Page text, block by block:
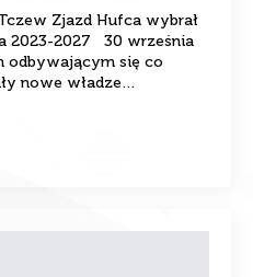
Zjazd Hufca wybrał
2023-2027 30 września
odbywającym się co
nowe władze…